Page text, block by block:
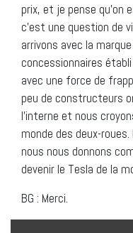
prix, et je pense qu’on
c’est une question de
arrivons avec la
concessionnaires
avec une force de
peu de constructeurs
l’interne et nous
monde des deux-
nous nous donnons
devenir le Tesla de la
BG : Merci.